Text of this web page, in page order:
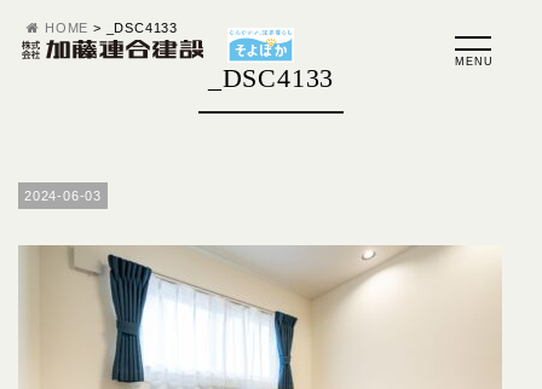
HOME > _DSC4133
_DSC4133
2024-06-03